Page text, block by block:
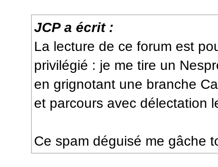
JCP a écrit :
La lecture de ce forum est
privilégié : je me tire un
en grignotant une branche
et parcours avec délectation
Ce spam déguisé me gâche